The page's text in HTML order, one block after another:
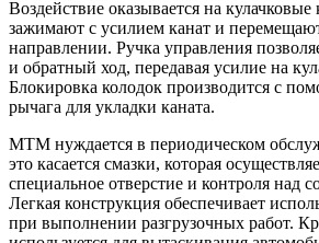
Воздействие оказывается на
зажимают с усилием канат и
направлении. Ручка управления
и обратный ход, передавая усилие на
Блокировка колодок производится с
рычага для укладки каната.
МТМ нуждается в периодическом
это касается смазки, которая
специальное отверстие и контроля над
Легкая конструкция обеспечивает
при выполнении разгрузочных работ.